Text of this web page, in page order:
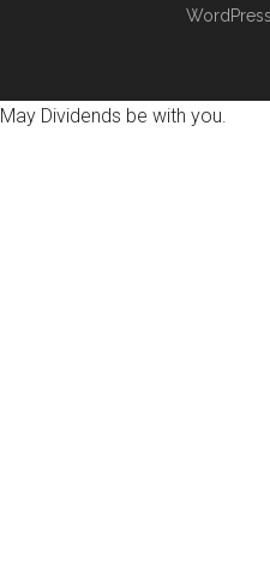
WordPress
May Dividends be with you.